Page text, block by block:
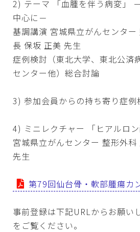
2) テーマ 「血腫を伴う病変」
中心に－
基調講演 宮城県立がんセンタ
長 保坂 正美 先生
症例検討（東北大学、東北公済
センター他）総合討論
3) 参加会員からの持ち寄り症例
4) ミニレクチャー 「ヒアルロン
宮城県立がんセンター 整形外
先生
第79回仙台骨・軟部腫瘍カ
事前登録は下記URLからお願い
をご覧ください。